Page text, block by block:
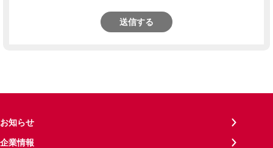
送信する
お知らせ
企業情報